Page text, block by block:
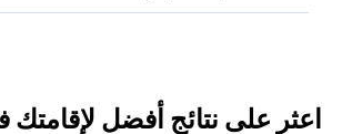
اعثر على نتائج أفضل لإقامتك